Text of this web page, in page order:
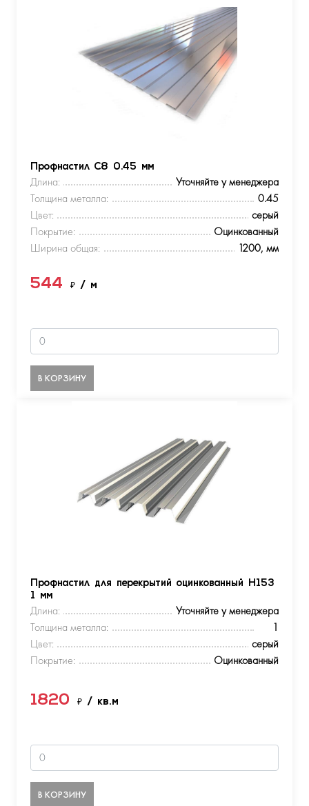
Профнастил С8 0.45 мм
Длина:
Уточняйте у менеджера
Толщина металла:
0.45
Цвет:
серый
Покрытие:
Оцинкованный
Ширина общая:
1200, мм
544 ₽ / м
В КОРЗИНУ
Профнастил для перекрытий оцинкованный Н153
1 мм
Длина:
Уточняйте у менеджера
Толщина металла:
1
Цвет:
серый
Покрытие:
Оцинкованный
1820 ₽ / кв.м
В КОРЗИНУ